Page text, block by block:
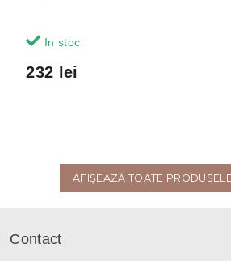
In stoc
232 lei
AFIŞEAZĂ TOATE
Contact